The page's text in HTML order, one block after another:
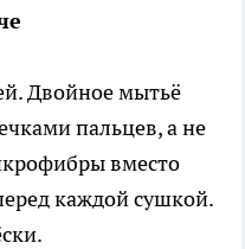
Двойное мытьё
пальцев, а не
вместо
каждой сушкой.